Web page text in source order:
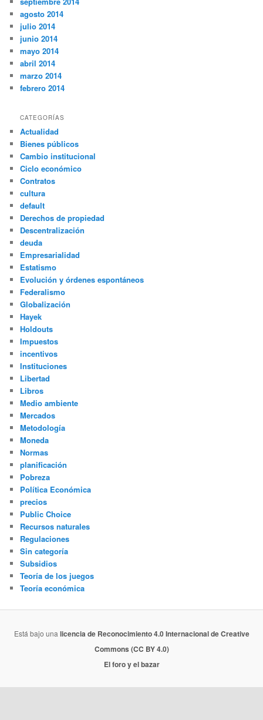
agosto 2014
julio 2014
junio 2014
mayo 2014
abril 2014
marzo 2014
febrero 2014
CATEGORÍAS
Actualidad
Bienes públicos
Cambio institucional
Ciclo económico
Contratos
cultura
default
Derechos de propiedad
Descentralización
deuda
Empresarialidad
Estatismo
Evolución y órdenes espontáneos
Federalismo
Globalización
Hayek
Holdouts
Impuestos
incentivos
Instituciones
Libertad
Libros
Medio ambiente
Mercados
Metodología
Moneda
Normas
planificación
Pobreza
Política Económica
precios
Public Choice
Recursos naturales
Regulaciones
Sin categoría
Subsidios
Teoría de los juegos
Teoría económica
Está bajo una licencia de Reconocimiento 4.0 Internacional de Creative
Commons (CC BY 4.0)
El foro y el bazar